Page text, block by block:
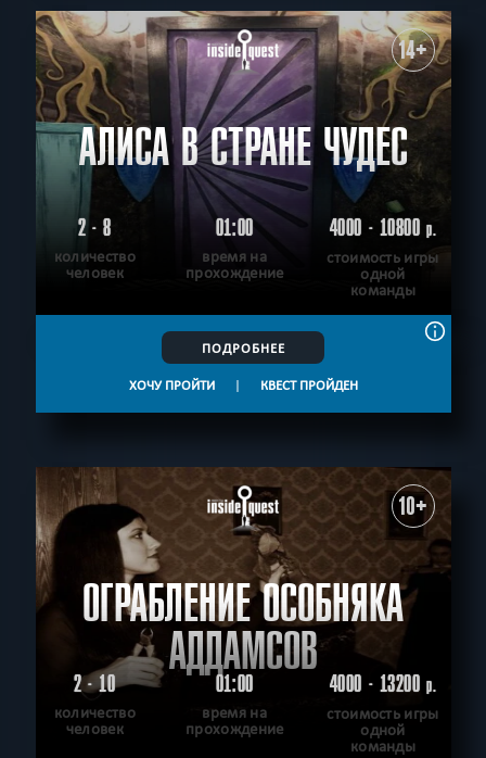
14+
АЛИСА В СТРАНЕ ЧУДЕС
2 - 8
количество
человек
01:00
время на
прохождение
4000 - 10800р.
стоимость игры
одной
команды
ПОДРОБНЕЕ
ХОЧУ ПРОЙТИ | КВЕСТ ПРОЙДЕН
10+
ОГРАБЛЕНИЕ ОСОБНЯКА
АДДАМСОВ
2 - 10
количество
человек
01:00
время на
прохождение
4000 - 13200р.
стоимость игры
одной
команды